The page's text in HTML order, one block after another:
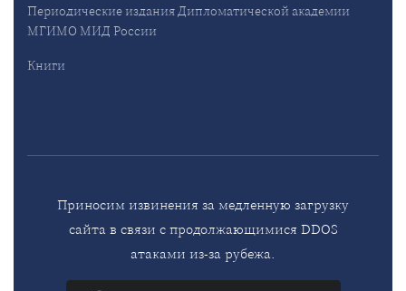
Периодические издания Дипломатической академии
МГИМО МИД России
Книги
Приносим извинения за медленную загрузку
сайта в связи с продолжающимися DDOS
атаками из-за рубежа.